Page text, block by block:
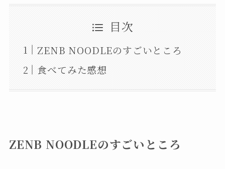
目次
ZENB NOODLEのすごいところ
食べてみた感想
ZENB NOODLEのすごいところ